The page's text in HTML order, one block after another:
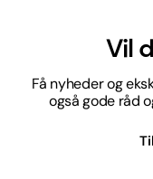
Vil
Få nyheder og
også gode råd